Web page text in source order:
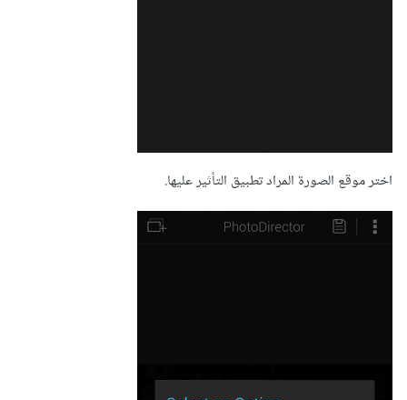
اختر موقع الصورة المراد تطبيق التأثير عليها.